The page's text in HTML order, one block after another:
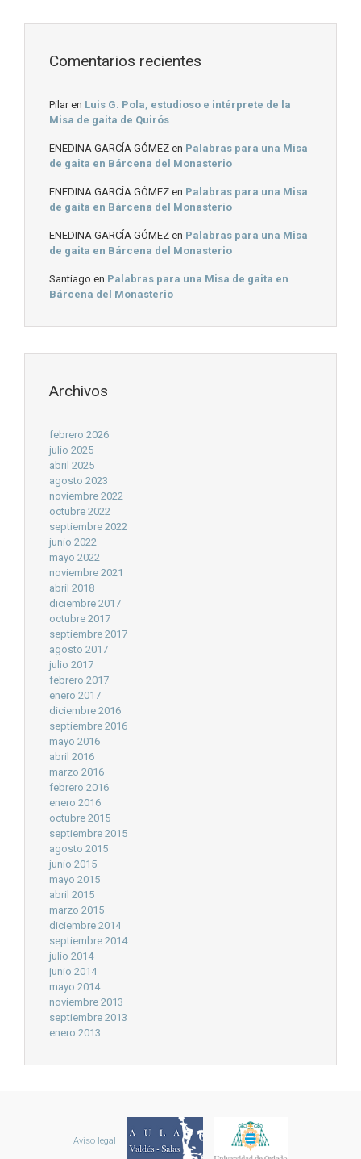
Comentarios recientes
Pilaren Luis G. Pola, estudioso e intérprete de la
Misa de gaita de Quirós
ENEDINA GARCÍA GÓMEZ en Palabras para una Misa
de gaita en Bárcena del Monasterio
ENEDINA GARCÍA GÓMEZ en Palabras para una Misa
de gaita en Bárcena del Monasterio
ENEDINA GARCÍA GÓMEZ en Palabras para una Misa
de gaita en Bárcena del Monasterio
Santiago en Palabras para una Misa de gaita en
Bárcena del Monasterio
Archivos
febrero 2026
julio 2025
abril 2025
agosto 2023
noviembre 2022
octubre 2022
septiembre 2022
junio 2022
mayo 2022
noviembre 2021
abril 2018
diciembre 2017
octubre 2017
septiembre 2017
agosto 2017
julio 2017
febrero 2017
enero 2017
diciembre 2016
septiembre 2016
mayo 2016
abril 2016
marzo 2016
febrero 2016
enero 2016
octubre 2015
septiembre 2015
agosto 2015
junio 2015
mayo 2015
abril 2015
marzo 2015
diciembre 2014
septiembre 2014
julio 2014
junio 2014
mayo 2014
noviembre 2013
septiembre 2013
enero 2013
Aviso legal